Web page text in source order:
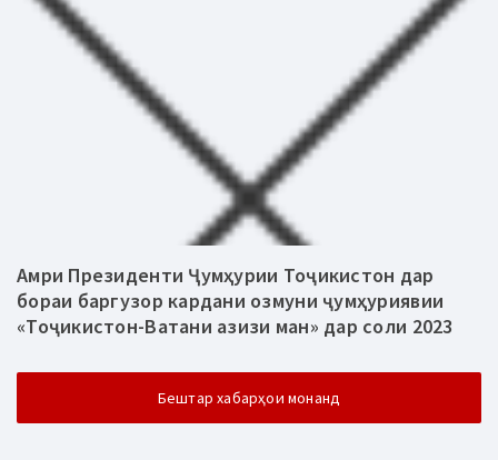
Амри Президенти Ҷумҳурии Тоҷикистон дар
бораи баргузор кардани озмуни ҷумҳуриявии
«Тоҷикистон-Ватани азизи ман» дар соли 2023
Бештар хабарҳои монанд